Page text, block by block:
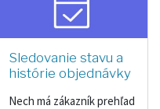
Sledovanie stavu a
histórie objednávky
Nech má zákazník prehľad